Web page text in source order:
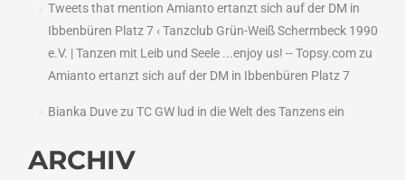
Tweets that mention Amianto ertanzt sich auf der DM in
Ibbenbüren Platz 7 ‹ Tanzclub Grün-Weiß Schermbeck 1990
e.V. | Tanzen mit Leib und Seele ...enjoy us! -- Topsy.comzu
Amianto ertanzt sich auf der DM in Ibbenbüren Platz 7
Bianka Duvezu TC GW lud in die Welt des Tanzens ein
ARCHIV